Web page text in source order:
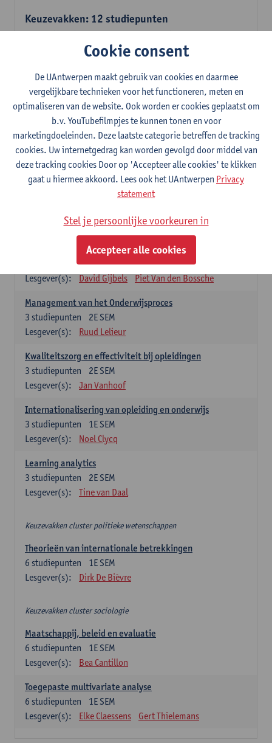
Keuzevakken: 12 studiepunten
Keuzevakken cluster communicatiewetenschappen
Consumer Psychology
2E SEM
studiepunten
Lesgever(s):
Katrien Maldoy Konrad Rudnicki
Journalistiek en crossmedialiteit
1E SEM
studiepunten
Lesgever(s):
Steve Paulussen
Interne Communicatie
1E SEM
6studiepunten
Charlotte De Backer
Keuzevakken cluster opleidings- en onderwijswetenschappen
Leren op de werkplek
2E SEM
studiepunten
Lesgever(s):
David Gijbels Piet Van den Bossche
Management van het Onderwijsproces
2E SEM
3 studiepunten
Lesgever(s):
Ruud Lelieur
Kwaliteitszorg en effectiviteit bij opleidingen
2E SEM
3 studiepunten
Lesgever(s):
Jan Vanhoof
Internationalisering van opleiding en onderwijs
1E SEM
3 studiepunten
Lesgever(s):
Noel Clycq
Learning analytics
2E SEM
3 studiepunten
Lesgever(s):
Tine van Daal
Keuzevakken cluster politieke wetenschappen
Theorieën van internationale betrekkingen
1E SEM
6 studiepunten
Lesgever(s):
Dirk De Bièvre
Keuzevakken cluster sociologie
Maatschappij, beleid en evaluatie
1E SEM
6 studiepunten
Lesgever(s):
Bea Cantillon
Toegepaste multivariate analyse
1E SEM
6 studiepunten
Lesgever(s):
Elke Claessens Gert Thielemans
Cookie consent
De UAntwerpen maakt gebruik van cookies en daarmee
vergelijkbare technieken voor het functioneren, meten en
optimaliseren van de website. Ook worden er cookies geplaatst om
b.v. YouTubefilmpjes te kunnen tonen en voor
marketingdoeleinden. Deze laatste categorie betreffen de tracking
cookies. Uw internetgedrag kan worden gevolgd door middel van
deze tracking cookies Door op 'Accepteer alle cookies' te klikken
gaat u hiermee akkoord. Lees ook het UAntwerpen Privacy
statement
Stel je persoonlijke voorkeuren in
Accepteer alle cookies